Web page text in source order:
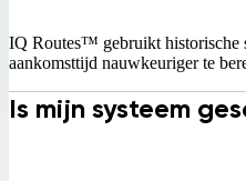
IQ Routes™ gebruikt historische
aankomsttijd nauwkeuriger te
Is mijn systeem